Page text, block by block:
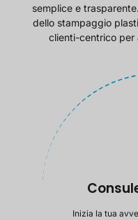
semplice e
dello stampaggio
clienti-centrico per
Inizia la tua